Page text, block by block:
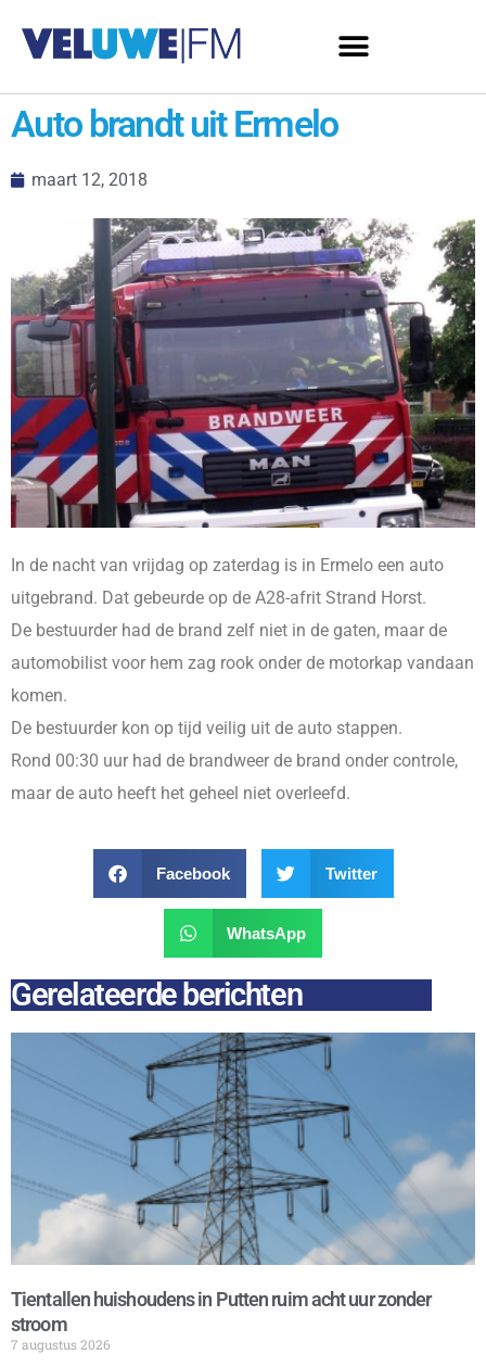
Auto brandt uit Ermelo
maart 12, 2018
In de nacht van vrijdag op zaterdag is in Ermelo een auto
uitgebrand. Dat gebeurde op de A28-afrit Strand Horst.
De bestuurder had de brand zelf niet in de gaten, maar de
automobilist voor hem zag rook onder de motorkap vandaan
komen.
De bestuurder kon op tijd veilig uit de auto stappen.
Rond 00:30 uur had de brandweer de brand onder controle,
maar de auto heeft het geheel niet overleefd.
Facebook Twitter
WhatsApp
Gerelateerde berichten
Tientallen huishoudens in Putten ruim acht uur zonder
stroom
7 augustus 2026